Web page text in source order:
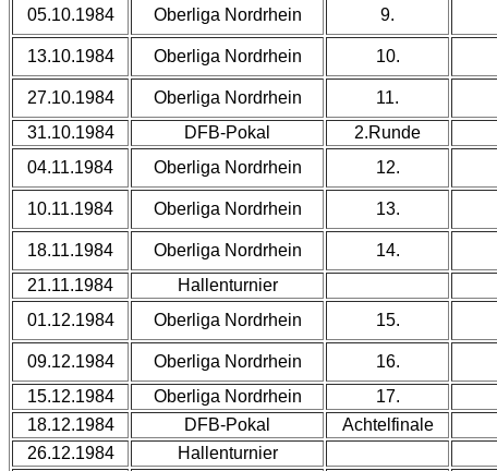
05.10.1984 Oberliga Nordrhein 9.
13.10.1984 Oberliga Nordrhein 10.
27.10.1984 Oberliga Nordrhein 11.
31.10.1984
DFB-Pokal 2.Runde
04.11.1984
Oberliga Nordrhein 12.
10.11.1984 Oberliga Nordrhein 13.
18.11.1984 Oberliga Nordrhein 14.
21.11.1984
Hallenturnier
01.12.1984
Oberliga Nordrhein 15.
09.12.1984 Oberliga Nordrhein 16.
15.12.1984
Oberliga Nordrhein 17.
18.12.1984
DFB-Pokal Achtelfinale
26.12.1984
Hallenturnier